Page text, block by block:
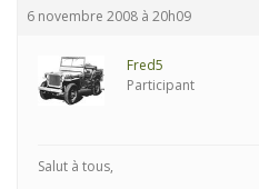
6 novembre 2008 à 20h09
Fred5
Participant
Salut à tous,